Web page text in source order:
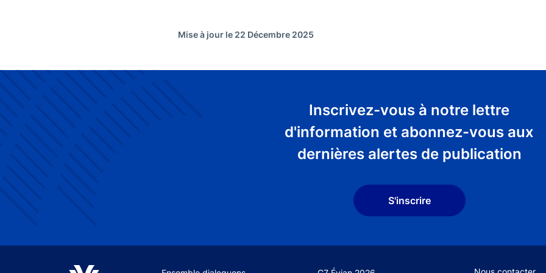
Mise à jour le 22 Décembre 2025
Inscrivez-vous à notre lettre
d'information et abonnez-vous aux
dernières alertes de publication
S'inscrire